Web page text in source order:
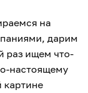
на
дарим
раз ищем что-
настоящему
картине